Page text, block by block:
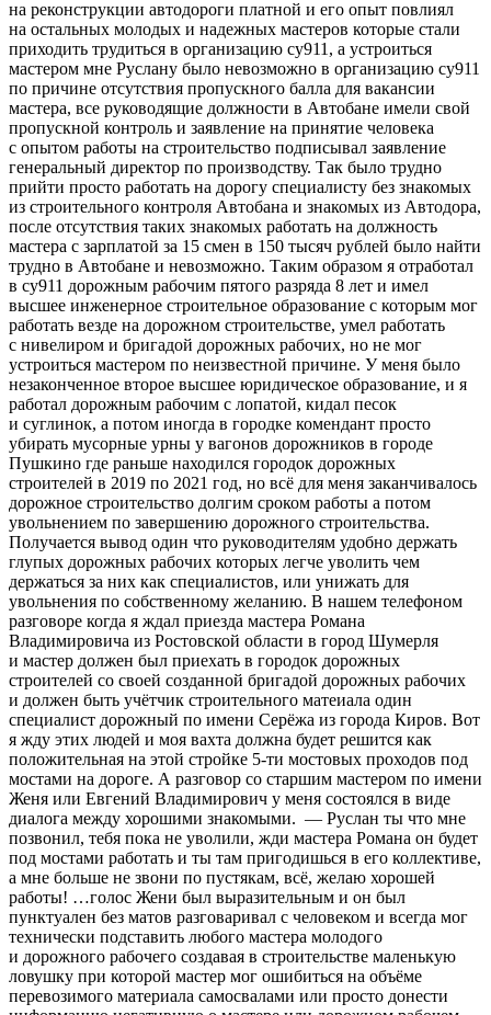
на реконструкции автодороги платной и его опыт повлиял
на остальных молодых и надежных мастеров которые стали
приходить трудиться в организацию су911, а устроиться
мастером мне Руслану было невозможно в организацию су911
по причине отсутствия пропускного балла для вакансии
мастера, все руководящие должности в Автобане имели свой
пропускной контроль и заявление на принятие человека
с опытом работы на строительство подписывал заявление
генеральный директор по производству. Так было трудно
прийти просто работать на дорогу специалисту без знакомых
из строительного контроля Автобана и знакомых из Автодора,
после отсутствия таких знакомых работать на должность
мастера с зарплатой за 15 смен в 150 тысяч рублей было найти
трудно в Автобане и невозможно. Таким образом я отработал
в су911 дорожным рабочим пятого разряда 8 лет и имел
высшее инженерное строительное образование с которым мог
работать везде на дорожном строительстве, умел работать
с нивелиром и бригадой дорожных рабочих, но не мог
устроиться мастером по неизвестной причине. У меня было
незаконченное второе высшее юридическое образование, и я
работал дорожным рабочим с лопатой, кидал песок
и суглинок, а потом иногда в городке комендант просто
убирать мусорные урны у вагонов дорожников в городе
Пушкино где раньше находился городок дорожных
строителей в 2019 по 2021 год, но всё для меня заканчивалось
дорожное строительство долгим сроком работы а потом
увольнением по завершению дорожного строительства.
Получается вывод один что руководителям удобно держать
глупых дорожных рабочих которых легче уволить чем
держаться за них как специалистов, или унижать для
увольнения по собственному желанию. В нашем телефоном
разговоре когда я ждал приезда мастера Романа
Владимировича из Ростовской области в город Шумерля
и мастер должен был приехать в городок дорожных
строителей со своей созданной бригадой дорожных рабочих
и должен быть учётчик строительного матеиала один
специалист дорожный по имени Серёжа из города Киров. Вот
я жду этих людей и моя вахта должна будет решится как
положительная на этой стройке 5-ти мостовых проходов под
мостами на дороге. А разговор со старшим мастером по имени
Женя или Евгений Владимирович у меня состоялся в виде
диалога между хорошими знакомыми. — Руслан ты что мне
позвонил, тебя пока не уволили, жди мастера Романа он будет
под мостами работать и ты там пригодишься в его коллективе,
а мне больше не звони по пустякам, всё, желаю хорошей
работы! …голос Жени был выразительным и он был
пунктуален без матов разговаривал с человеком и всегда мог
технически подставить любого мастера молодого
и дорожного рабочего создавая в строительстве маленькую
ловушку при которой мастер мог ошибиться на объёме
перевозимого материала самосвалами или просто донести